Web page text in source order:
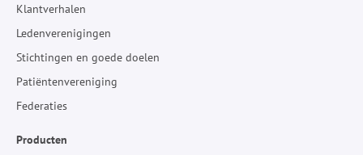
Klantverhalen
Ledenverenigingen
Stichtingen en goede doelen
Patiëntenvereniging
Federaties
Producten